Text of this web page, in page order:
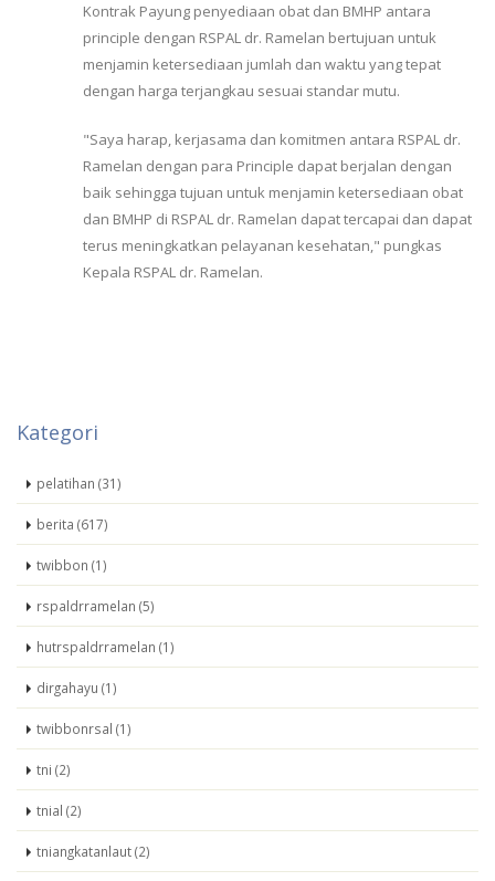
Kontrak Payung penyediaan obat dan BMHP antara
principle dengan RSPAL dr. Ramelan bertujuan untuk
menjamin ketersediaan jumlah dan waktu yang tepat
dengan harga terjangkau sesuai standar mutu.
"Saya harap, kerjasama dan komitmen antara RSPAL dr.
Ramelan dengan para Principle dapat berjalan dengan
baik sehingga tujuan untuk menjamin ketersediaan obat
dan BMHP di RSPAL dr. Ramelan dapat tercapai dan dapat
terus meningkatkan pelayanan kesehatan," pungkas
Kepala RSPAL dr. Ramelan.
Kategori
pelatihan (31)
berita (617)
twibbon (1)
rspaldrramelan (5)
hutrspaldrramelan (1)
dirgahayu (1)
twibbonrsal (1)
tni (2)
tnial (2)
tniangkatanlaut (2)